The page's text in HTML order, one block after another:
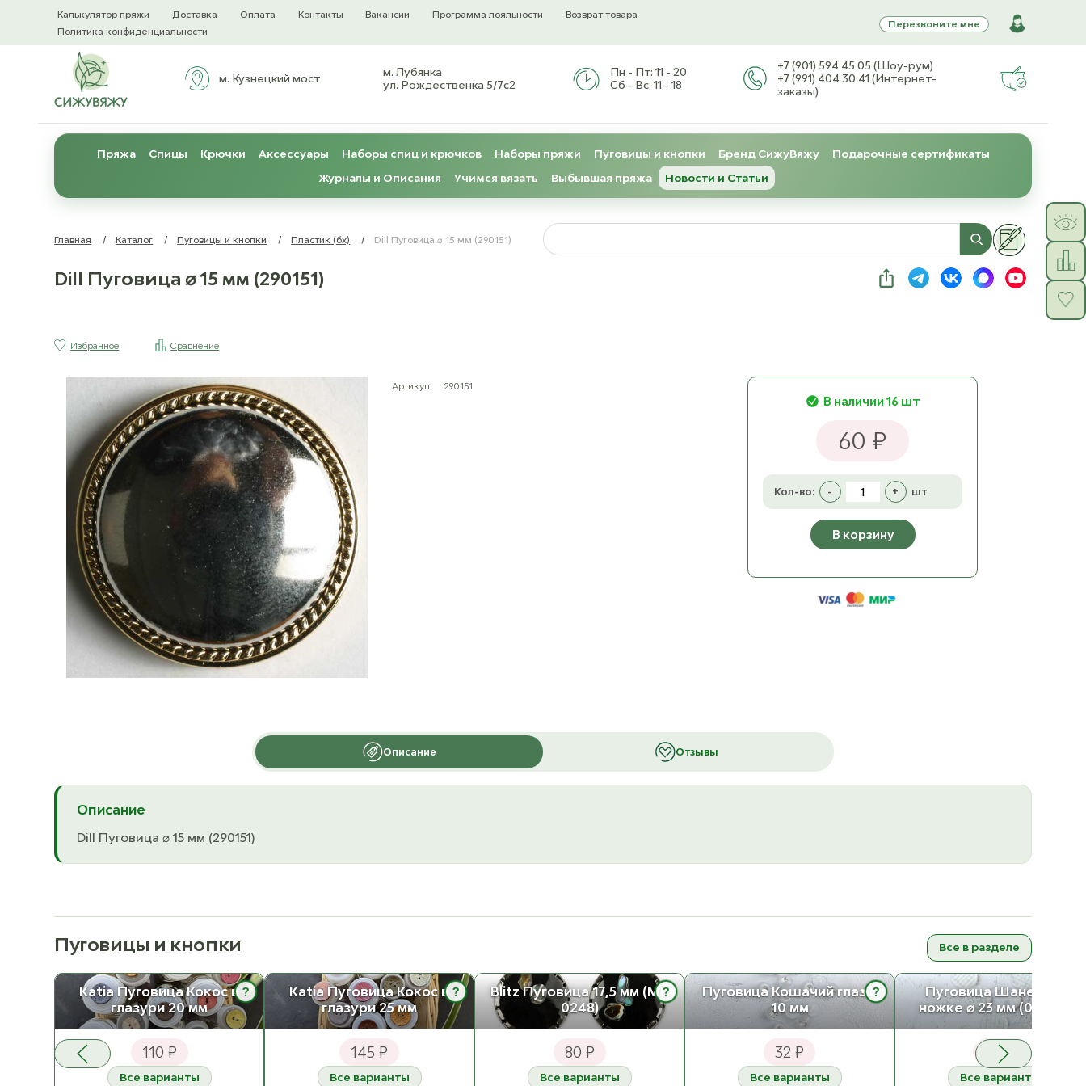
Калькулятор пряжи Доставка Оплата Контакты Вакансии Программа лояльности
Возврат товара
Политика конфиденциальности
Перезвоните мне
м. Кузнецкий мост
м. Лубянка
ул. Рождественка 5/7с2
Пн - Пт: 11 - 20
Сб - Вс: 11 - 18
+7 (901) 594 45 05 (Шоу-рум)
+7 (991) 404 30 41 (Интернет-
заказы)
Пряжа Спицы Крючки Аксессуары Наборы спиц и крючков Наборы пряжи Пуговицы и кнопки Бренд СижуВяжу
Подарочные сертификаты
Журналы и Описания
Учимся вязать Выбывшая пряжа Новости и Статьи
Главная / Каталог / Пуговицы и кнопки / Пластик (бх) / Dill Пуговица ⌀ 15 мм (290151)
Dill Пуговица ⌀ 15 мм (290151)
Избранное Сравнение
Артикул: 290151
В наличии 16 шт
60 ₽
Кол-во: - + шт
В корзину
Описание Отзывы
Описание
Dill Пуговица ⌀ 15 мм (290151)
Пуговицы и кнопки Все в разделе
Katia Пуговица Кокос в
глазури 20 мм
?
110 ₽
Все варианты
Katia Пуговица Кокос в
глазури 25 мм
?
145 ₽
Все варианты
Blitz Пуговица 17,5 мм (MB
0248)
?
80 ₽
Все варианты
Пуговица Кошачий глаз ⌀
10 мм
?
32 ₽
Все варианты
Пуговица Шанель, на
ножке ⌀ 23 мм (0122ПП)
40 ₽
Все варианты